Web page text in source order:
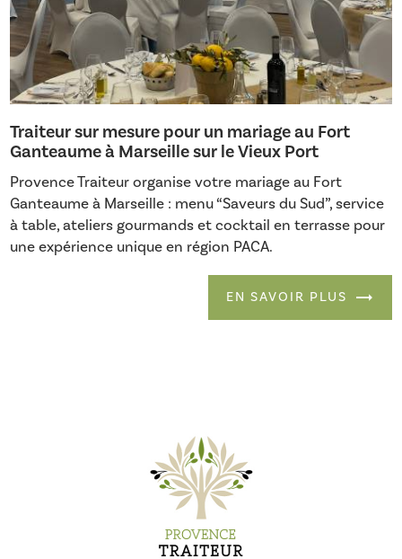
Traiteur sur mesure pour un mariage au Fort
Ganteaume à Marseille sur le Vieux Port
Provence Traiteur organise votre mariage au Fort
Ganteaume à Marseille : menu “Saveurs du Sud”, service
à table, ateliers gourmands et cocktail en terrasse pour
une expérience unique en région PACA.
EN SAVOIR PLUS